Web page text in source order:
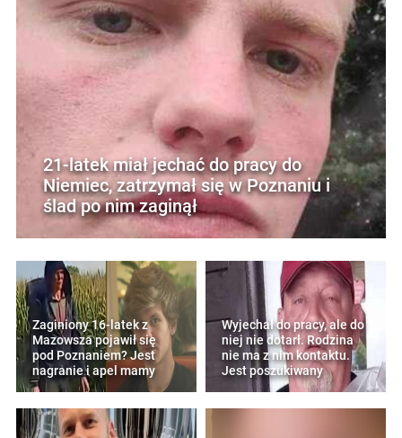
21-latek miał jechać do pracy do
Niemiec, zatrzymał się w Poznaniu i
ślad po nim zaginął
Zaginiony 16-latek z
Mazowsza pojawił się
pod Poznaniem? Jest
nagranie i apel mamy
Wyjechał do pracy, ale do
niej nie dotarł. Rodzina
nie ma z nim kontaktu.
Jest poszukiwany